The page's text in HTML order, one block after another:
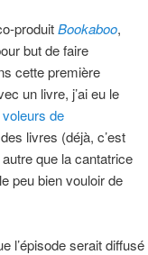
produitBookaboo,
but de faire
cette première
un livre, j’ai eu le
de
livres (déjà, c’est
autre que la cantatrice
peu bien vouloir de
l’épisode serait